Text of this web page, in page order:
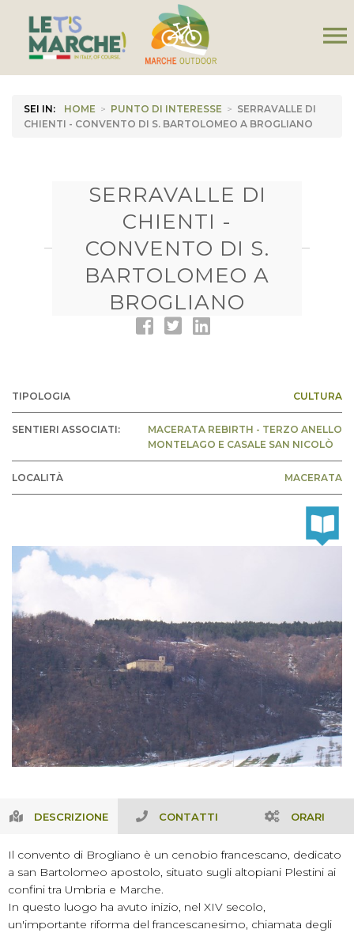
menu
SEI IN: HOME > PUNTO DI INTERESSE > SERRAVALLE DI
CHIENTI - CONVENTO DI S. BARTOLOMEO A BROGLIANO
SERRAVALLE DI
CHIENTI -
CONVENTO DI S.
BARTOLOMEO A
BROGLIANO
TIPOLOGIA CULTURA
SENTIERI ASSOCIATI:
MACERATA REBIRTH - TERZO ANELLO
MONTELAGO E CASALE SAN NICOLÒ
LOCALITÀ MACERATA
DESCRIZIONE CONTATTI ORARI
Il convento di Brogliano è un cenobio francescano, dedicato
a san Bartolomeo apostolo, situato sugli altopiani Plestini ai
confini tra Umbria e Marche.
In questo luogo ha avuto inizio, nel XIV secolo,
un'importante riforma del francescanesimo, chiamata degli